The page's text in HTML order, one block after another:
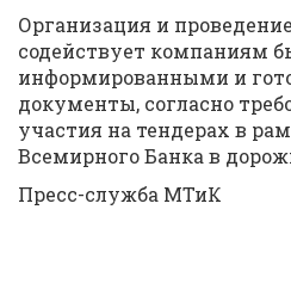
Организация и
содействует компаниям
информированными и
документы, согласно
участия на тендерах в
Всемирного Банка в
Пресс-служба МТиК